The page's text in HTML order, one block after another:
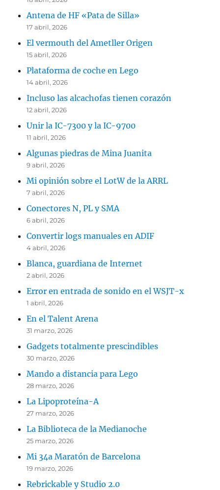
Antena de HF «Pata de Silla»
17 abril, 2026
El vermouth del Ametller Origen
15 abril, 2026
Plataforma de coche en Lego
14 abril, 2026
Incluso las alcachofas tienen corazón
12 abril, 2026
Unir la IC-7300 y la IC-9700
11 abril, 2026
Algunas piedras de Mina Juanita
9 abril, 2026
Mi opinión sobre el LotW de la ARRL
7 abril, 2026
Conectores N, PL y SMA
6 abril, 2026
Convertir logs manuales en ADIF
4 abril, 2026
Blanca, guardiana de Internet
2 abril, 2026
Error en entrada de sonido en el WSJT-x
1 abril, 2026
En el Talent Arena
31 marzo, 2026
Gadgets totalmente prescindibles
30 marzo, 2026
Mando a distancia para Lego
28 marzo, 2026
La Lipoproteína-A
27 marzo, 2026
La Biblioteca de la Medianoche
25 marzo, 2026
Mi 34a Maratón de Barcelona
19 marzo, 2026
Rebrickable y Studio 2.0